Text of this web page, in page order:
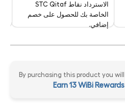
الاسترداد نقاط STC Qitaf
الخاصة بك للحصول على خصم
إضافي.
By purchasing this product you will
Earn 13 WiBi Rewards